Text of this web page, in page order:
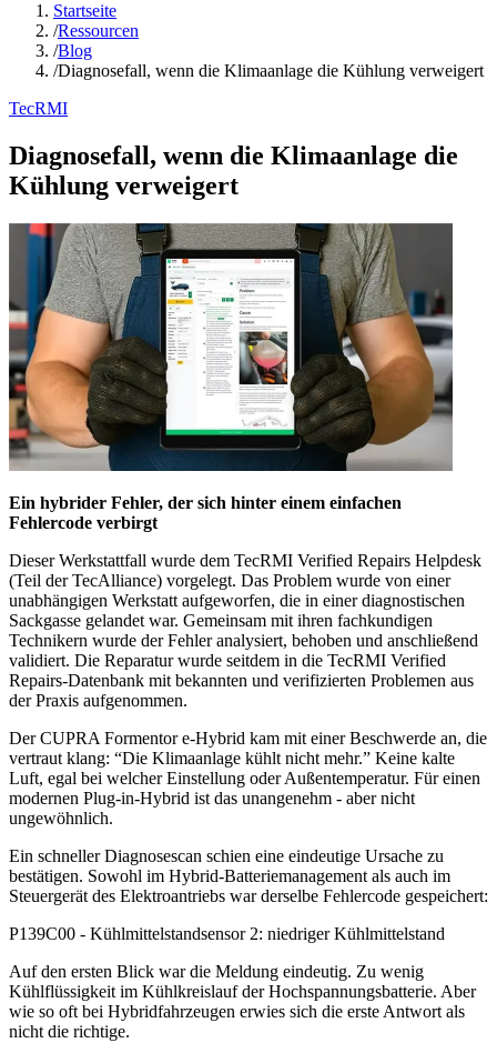
Startseite
/Ressourcen
/Blog
/Diagnosefall, wenn die Klimaanlage die Kühlung verweigert
TecRMI
Diagnosefall, wenn die Klimaanlage die
Kühlung verweigert
Ein hybrider Fehler, der sich hinter einem einfachen
Fehlercode verbirgt
Dieser Werkstattfall wurde dem TecRMI Verified Repairs Helpdesk
(Teil der TecAlliance) vorgelegt. Das Problem wurde von einer
unabhängigen Werkstatt aufgeworfen, die in einer diagnostischen
Sackgasse gelandet war. Gemeinsam mit ihren fachkundigen
Technikern wurde der Fehler analysiert, behoben und anschließend
validiert. Die Reparatur wurde seitdem in die TecRMI Verified
Repairs-Datenbank mit bekannten und verifizierten Problemen aus
der Praxis aufgenommen.
Der CUPRA Formentor e-Hybrid kam mit einer Beschwerde an, die
vertraut klang: “Die Klimaanlage kühlt nicht mehr.” Keine kalte
Luft, egal bei welcher Einstellung oder Außentemperatur. Für einen
modernen Plug-in-Hybrid ist das unangenehm - aber nicht
ungewöhnlich.
Ein schneller Diagnosescan schien eine eindeutige Ursache zu
bestätigen. Sowohl im Hybrid-Batteriemanagement als auch im
Steuergerät des Elektroantriebs war derselbe Fehlercode gespeichert:
P139C00 - Kühlmittelstandsensor 2: niedriger Kühlmittelstand
Auf den ersten Blick war die Meldung eindeutig. Zu wenig
Kühlflüssigkeit im Kühlkreislauf der Hochspannungsbatterie. Aber
wie so oft bei Hybridfahrzeugen erwies sich die erste Antwort als
nicht die richtige.